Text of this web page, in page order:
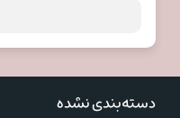
دسته‌بندی نشده